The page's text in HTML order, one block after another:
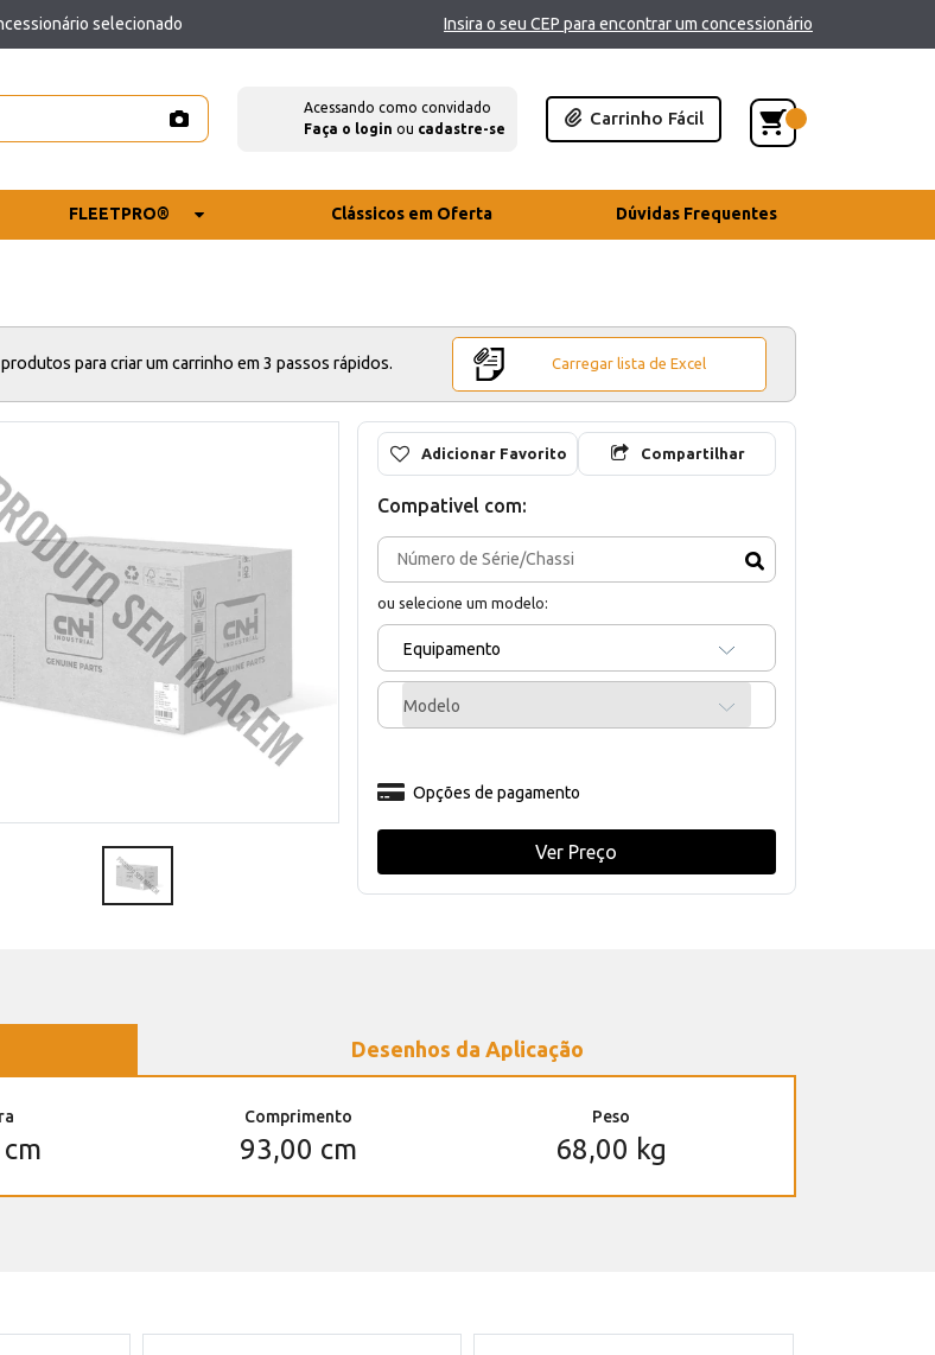
selecionado Insira o seu CEP para encontrar um concessionário
Acessando como convidado
Faça o login ou cadastre-se
Carrinho Fácil
FLEETPRO® Clássicos em Oferta Dúvidas Frequentes
para criar um carrinho em 3 passos rápidos. Carregar lista de Excel
Adicionar Favorito Compartilhar
Compativel com:
ou selecione um modelo:
Equipamento
Modelo
Opções de pagamento
Ver Preço
Desenhos da Aplicação
Comprimento
93,00 cm
Peso
68,00 kg